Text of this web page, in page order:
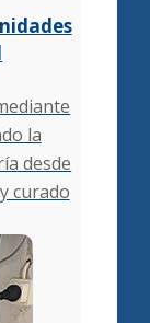
la
desde
curado